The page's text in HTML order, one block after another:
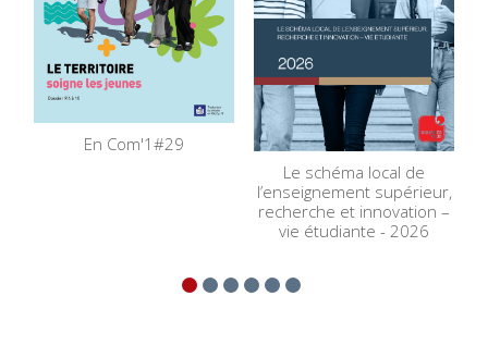
En Com'1#29
Le schéma local de
l’enseignement supérieur,
recherche et innovation –
vie étudiante - 2026